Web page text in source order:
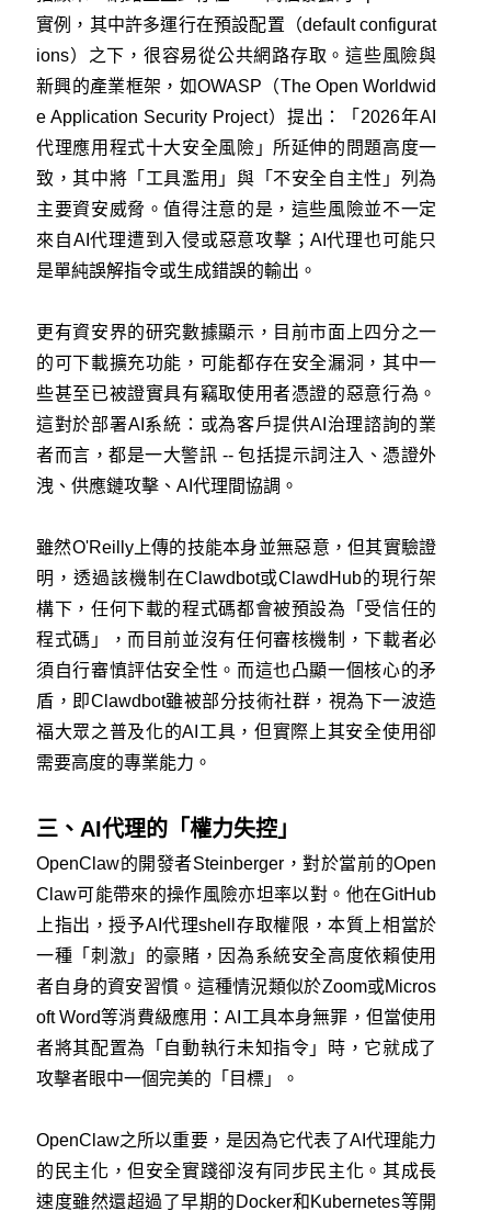
實例，其中許多運行在預設配置（default configurat
ions）之下，很容易從公共網路存取。這些風險與
新興的產業框架，如OWASP（The Open Worldwid
e Application Security Project）提出：「2026年AI
代理應用程式十大安全風險」所延伸的問題高度一
致，其中將「工具濫用」與「不安全自主性」列為
主要資安威脅。值得注意的是，這些風險並不一定
來自AI代理遭到入侵或惡意攻擊；AI代理也可能只
是單純誤解指令或生成錯誤的輸出。
更有資安界的研究數據顯示，目前市面上四分之一
的可下載擴充功能，可能都存在安全漏洞，其中一
些甚至已被證實具有竊取使用者憑證的惡意行為。
這對於部署AI系統：或為客戶提供AI治理諮詢的業
者而言，都是一大警訊 -- 包括提示詞注入、憑證外
洩、供應鏈攻擊、AI代理間協調。
雖然O'Reilly上傳的技能本身並無惡意，但其實驗證
明，透過該機制在Clawdbot或ClawdHub的現行架
構下，任何下載的程式碼都會被預設為「受信任的
程式碼」，而目前並沒有任何審核機制，下載者必
須自行審慎評估安全性。而這也凸顯一個核心的矛
盾，即Clawdbot雖被部分技術社群，視為下一波造
福大眾之普及化的AI工具，但實際上其安全使用卻
需要高度的專業能力。
三、AI代理的「權力失控」
OpenClaw的開發者Steinberger，對於當前的Open
Claw可能帶來的操作風險亦坦率以對。他在GitHub
上指出，授予AI代理shell存取權限，本質上相當於
一種「刺激」的豪賭，因為系統安全高度依賴使用
者自身的資安習慣。這種情況類似於Zoom或Micros
oft Word等消費級應用：AI工具本身無罪，但當使用
者將其配置為「自動執行未知指令」時，它就成了
攻擊者眼中一個完美的「目標」。
OpenClaw之所以重要，是因為它代表了AI代理能力
的民主化，但安全實踐卻沒有同步民主化。其成長
速度雖然還超過了早期的Docker和Kubernetes等開